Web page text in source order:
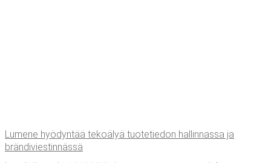
Lume­ne hyö­dyn­tää teko­ä­lyä tuo­te­tie­don hal­lin­nas­sa ja
brändiviestinnässä